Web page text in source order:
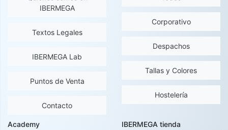
IBERMEGA
Textos Legales
IBERMEGA Lab
Puntos de Venta
Contacto
Corporativo
Despachos
Tallas y Colores
Hostelería
Academy
IBERMEGA tienda